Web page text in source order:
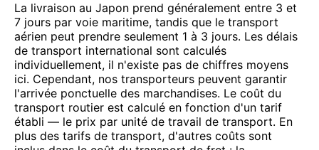
La livraison au Japon prend généralement entre 3 et
7 jours par voie maritime, tandis que le transport
aérien peut prendre seulement 1 à 3 jours. Les délais
de transport international sont calculés
individuellement, il n'existe pas de chiffres moyens
ici. Cependant, nos transporteurs peuvent garantir
l'arrivée ponctuelle des marchandises. Le coût du
transport routier est calculé en fonction d'un tarif
établi — le prix par unité de travail de transport. En
plus des tarifs de transport, d'autres coûts sont